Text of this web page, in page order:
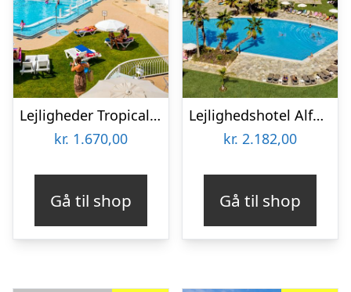
Lejligheder Tropical Sol
kr. 1.670,00
Gå til shop
Lejlighedshotel Alfagar Prestige
kr. 2.182,00
Gå til shop